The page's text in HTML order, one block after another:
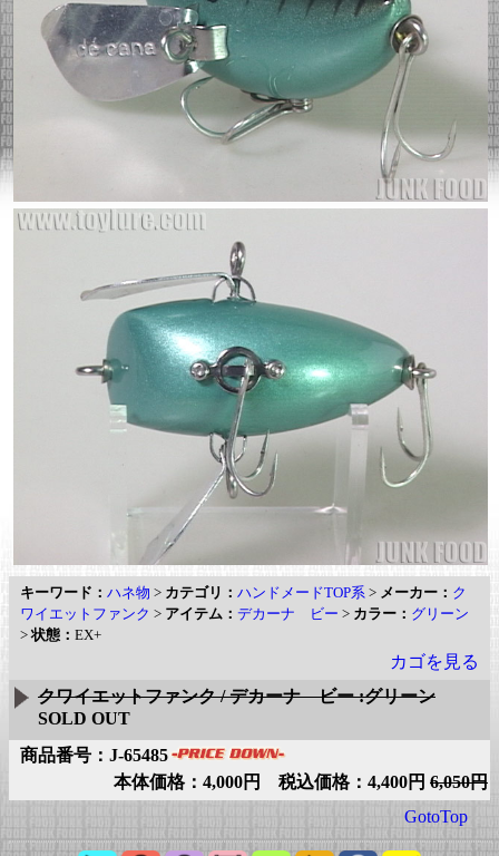
キーワード： ハネ物 > カテゴリ： ハンドメードTOP系 > メーカー： ク
ワイエットファンク > アイテム： デカーナ ビー > カラー： グリーン
>状態： EX+
カゴを見る
クワイエットファンク / デカーナ ビー :グリーン
SOLD OUT
商品番号：J-65485
本体価格：4,000円 税込価格：4,400円 6,050円
GotoTop